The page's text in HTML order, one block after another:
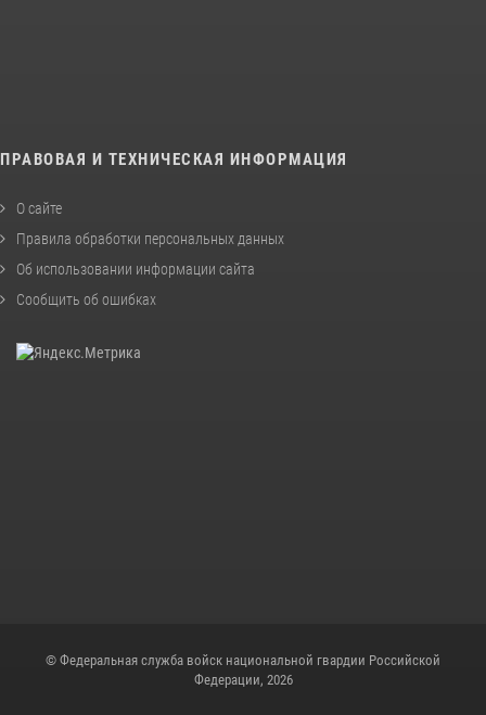
ПРАВОВАЯ И ТЕХНИЧЕСКАЯ ИНФОРМАЦИЯ
О сайте
Правила обработки персональных данных
Об использовании информации сайта
Сообщить об ошибках
© Федеральная служба войск национальной гвардии Российской
Федерации, 2026